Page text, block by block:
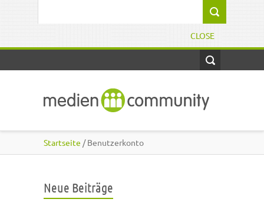
CLOSE
Startseite / Benutzerkonto
Neue Beiträge